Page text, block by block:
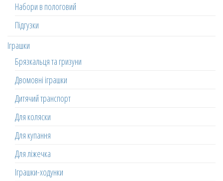
Набори в пологовий
Підгузки
Іграшки
Брязкальця та гризуни
Двомовні іграшки
Дитячий транспорт
Для коляски
Для купання
Для ліжечка
Іграшки-ходунки